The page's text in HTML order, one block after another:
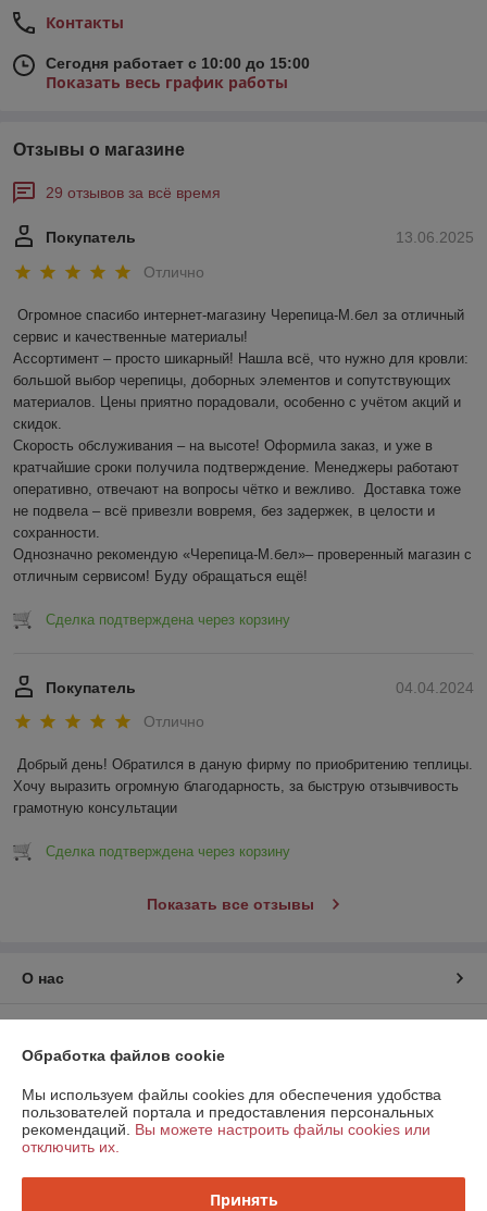
Контакты
Сегодня работает с 10:00 до 15:00
Показать весь график работы
Отзывы о магазине
29 отзывов за всё время
13.06.2025
Покупатель
Отлично
Огромное спасибо интернет-магазину Черепица-М.бел за отличный
сервис и качественные материалы!
Ассортимент – просто шикарный! Нашла всё, что нужно для кровли:
большой выбор черепицы, доборных элементов и сопутствующих
материалов. Цены приятно порадовали, особенно с учётом акций и
скидок.
Скорость обслуживания – на высоте! Оформила заказ, и уже в
кратчайшие сроки получила подтверждение. Менеджеры работают
оперативно, отвечают на вопросы чётко и вежливо.  Доставка тоже
не подвела – всё привезли вовремя, без задержек, в целости и
сохранности.
Однозначно рекомендую «Черепица-М.бел»– проверенный магазин с
отличным сервисом! Буду обращаться ещё!
Сделка подтверждена через корзину
04.04.2024
Покупатель
Отлично
Добрый день! Обратился в даную фирму по приобритению теплицы.
Хочу выразить огромную благодарность, за быструю отзывчивость
грамотную консультации
Сделка подтверждена через корзину
Показать все отзывы
О нас
График работы
Полная версия сайта
Обработка файлов cookie
Мы используем файлы cookies для обеспечения удобства
пользователей портала и предоставления персональных
рекомендаций. Вы можете настроить файлы cookies или
отключить их.
Принять